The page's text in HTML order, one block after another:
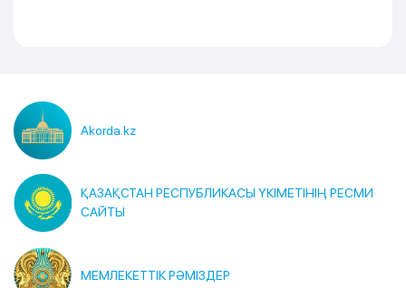
Akorda.kz
ҚАЗАҚСТАН РЕСПУБЛИКАСЫ ҮКІМЕТІНІҢ РЕСМИ
САЙТЫ
МЕМЛЕКЕТТІК РӘМІЗДЕР